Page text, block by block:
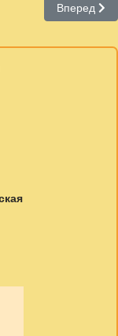
Вперед